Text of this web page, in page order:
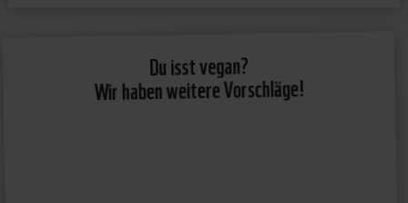
Du isst vegan?
Wir haben weitere Vorschläge!